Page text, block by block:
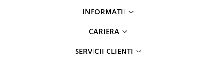
INFORMATII
CARIERA
SERVICII CLIENTI